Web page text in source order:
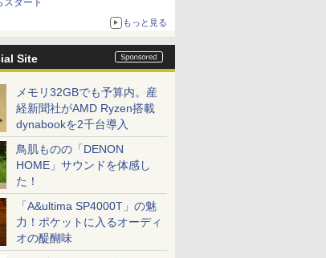
スタート
もっと見る
Site
メモリ32GBでも予算内。産
経新聞社がAMD Ryzen搭載
dynabookを2千台導入
鳥肌ものの「DENON
HOME」サウンドを体感し
た！
「A&ultima SP4000T」の魅
力！ポケットに入るオーディ
オの醍醐味